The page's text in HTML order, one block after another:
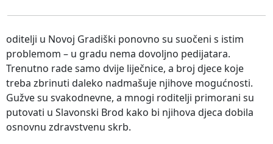
oditelji u Novoj Gradiški ponovno su suočeni s istim
problemom – u gradu nema dovoljno pedijatara.
Trenutno rade samo dvije liječnice, a broj djece koje
treba zbrinuti daleko nadmašuje njihove mogućnosti.
Gužve su svakodnevne, a mnogi roditelji primorani su
putovati u Slavonski Brod kako bi njihova djeca dobila
osnovnu zdravstvenu skrb.